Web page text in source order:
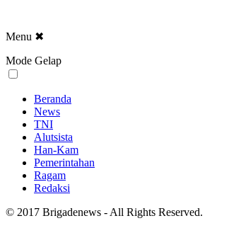
Menu ✖
Mode Gelap
Beranda
News
TNI
Alutsista
Han-Kam
Pemerintahan
Ragam
Redaksi
© 2017 Brigadenews - All Rights Reserved.